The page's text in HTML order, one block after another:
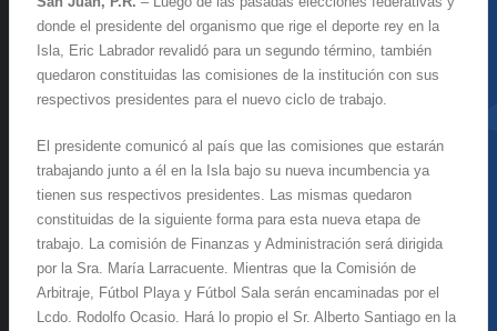
donde el presidente del organismo que rige el deporte rey en la
Isla, Eric Labrador revalidó para un segundo término, también
quedaron constituidas las comisiones de la institución con sus
respectivos presidentes para el nuevo ciclo de trabajo.
El presidente comunicó al país que las comisiones que estarán
trabajando junto a él en la Isla bajo su nueva incumbencia ya
tienen sus respectivos presidentes. Las mismas quedaron
constituidas de la siguiente forma para esta nueva etapa de
trabajo. La comisión de Finanzas y Administración será dirigida
por la Sra. María Larracuente. Mientras que la Comisión de
Arbitraje, Fútbol Playa y Fútbol Sala serán encaminadas por el
Lcdo. Rodolfo Ocasio. Hará lo propio el Sr. Alberto Santiago en la